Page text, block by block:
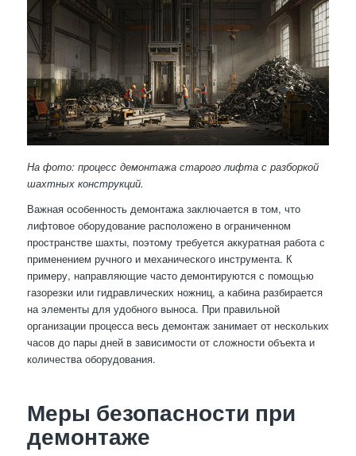
На фото: процесс демонтажа старого лифта с разборкой
шахтных конструкций.
Важная особенность демонтажа заключается в том, что
лифтовое оборудование расположено в ограниченном
пространстве шахты, поэтому требуется аккуратная работа с
применением ручного и механического инструмента. К
примеру, направляющие часто демонтируются с помощью
газорезки или гидравлических ножниц, а кабина разбирается
на элементы для удобного выноса. При правильной
организации процесса весь демонтаж занимает от нескольких
часов до пары дней в зависимости от сложности объекта и
количества оборудования.
Меры безопасности при
демонтаже